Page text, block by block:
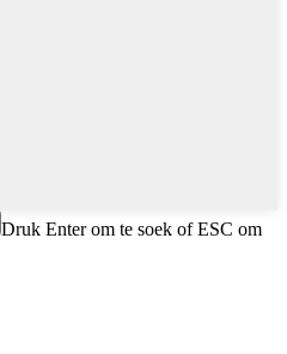
Druk Enter om te soek of ESC om